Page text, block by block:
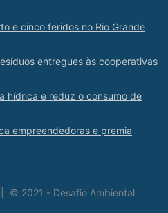
e cinco feridos no Rio Grande
entregues às cooperativas
hídrica e reduz o consumo de
empreendedoras e premia
© 2021 - Desafio Ambiental